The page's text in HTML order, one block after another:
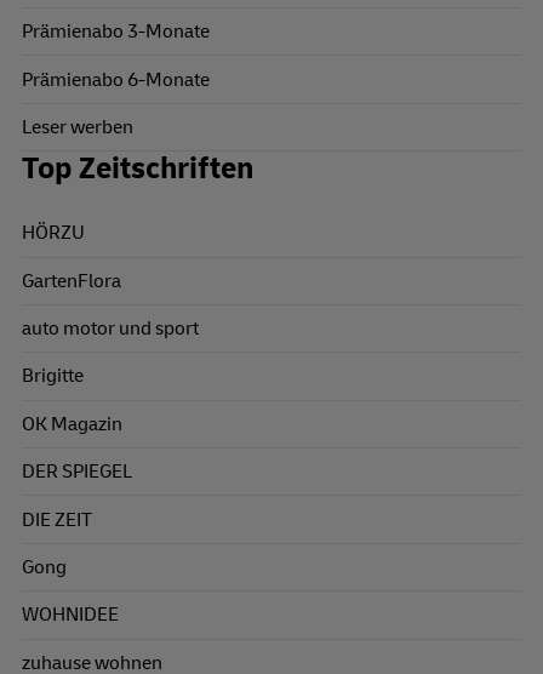
Prämienabo 3-Monate
Prämienabo 6-Monate
Leser werben
Top Zeitschriften
HÖRZU
GartenFlora
auto motor und sport
Brigitte
OK Magazin
DER SPIEGEL
DIE ZEIT
Gong
WOHNIDEE
zuhause wohnen